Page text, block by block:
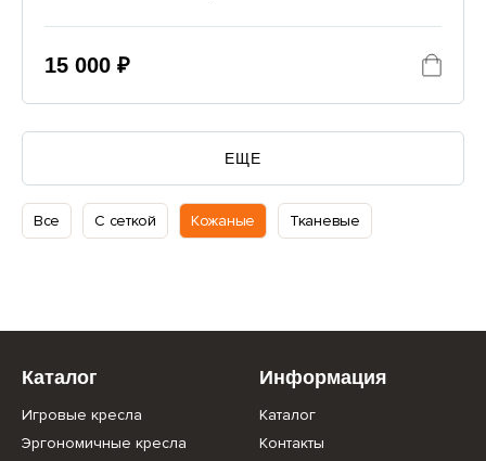
15 000 ₽
ЕЩЕ
Все С сеткой Кожаные Тканевые
Каталог
Игровые кресла
Эргономичные кресла
Информация
Каталог
Контакты